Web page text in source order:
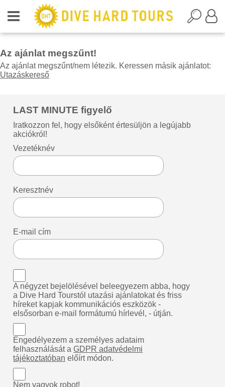
Az ajánlat megszűnt!
Az ajánlat megszűnt/nem létezik. Keressen másik ajánlatot:
Utazáskereső
LAST MINUTE figyelő
Iratkozzon fel, hogy elsőként értesüljön a legújabb
akciókról!
Vezetéknév
Keresztnév
E-mail cím
A négyzet bejelölésével beleegyezem abba, hogy
a Dive Hard Tourstól utazási ajánlatokat és friss
híreket kapjak kommunikációs eszközök -
elsősorban e-mail formátumú hírlevél, - útján.
Engedélyezem a személyes adataim
felhasználását aGDPR adatvédelmi
tájékoztatóban előírt módon.
Nem vagyok robot!